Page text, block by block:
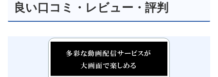
良い口コミ・レビュー・評判